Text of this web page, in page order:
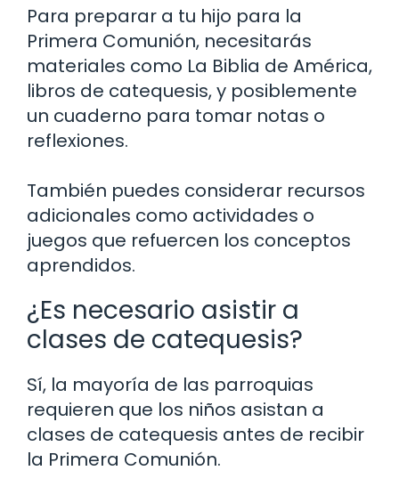
Para preparar a tu hijo para la
Primera Comunión, necesitarás
materiales como La Biblia de América,
libros de catequesis, y posiblemente
un cuaderno para tomar notas o
reflexiones.
También puedes considerar recursos
adicionales como actividades o
juegos que refuercen los conceptos
aprendidos.
¿Es necesario asistir a
clases de catequesis?
Sí, la mayoría de las parroquias
requieren que los niños asistan a
clases de catequesis antes de recibir
la Primera Comunión.